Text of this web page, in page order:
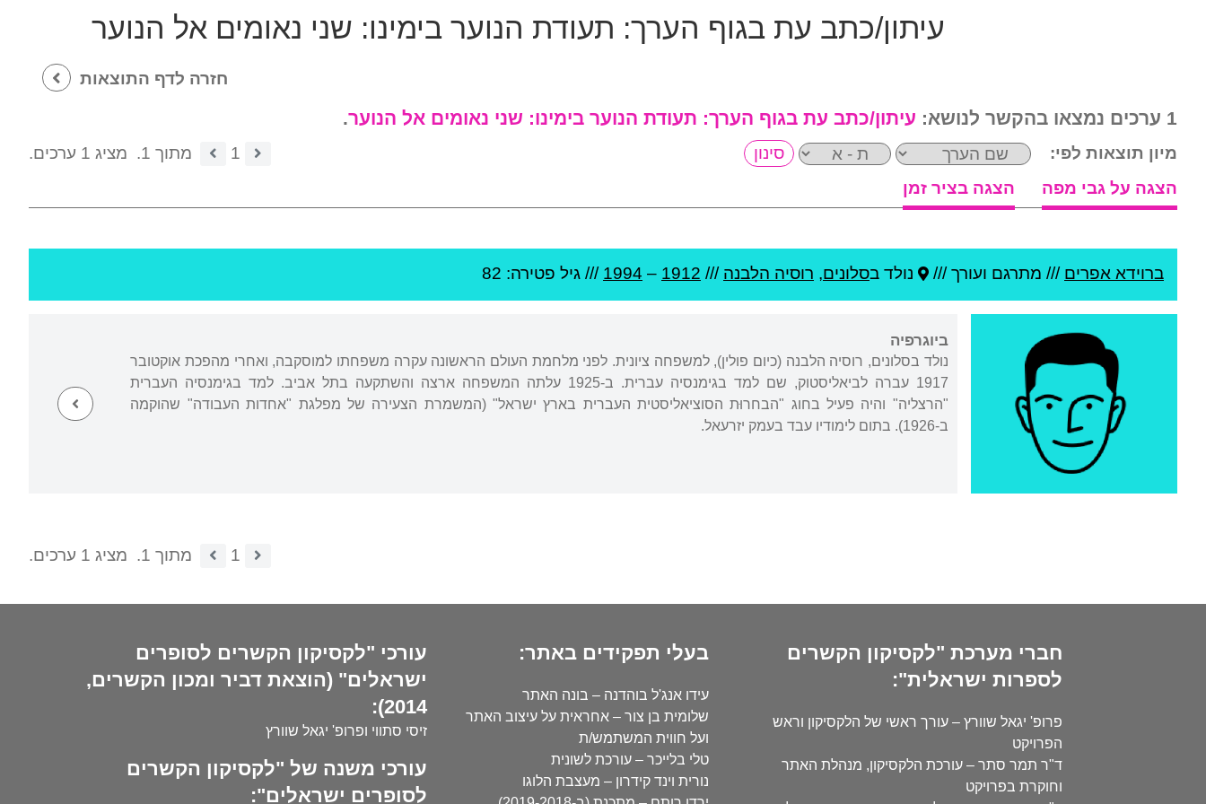
עיתון/כתב עת בגוף הערך: תעודת הנוער בימינו: שני נאומים אל הנוער
חזרה לדף התוצאות
1 ערכים נמצאו בהקשר לנושא: עיתון/כתב עת בגוף הערך: תעודת הנוער בימינו: שני נאומים אל הנוער.
מיון תוצאות לפי: 1 מתוך 1.
מציג 1 ערכים.
הצגה על גבי מפה
הצגה בציר זמן
ברוידא אפרים /// מתרגם ועורך /// נולד בסלונים, רוסיה הלבנה ///
1912
–
1994 /// גיל פטירה: 82
ביוגרפיה
נולד בסלונים, רוסיה הלבנה (כיום פולין), למשפחה ציונית. לפני מלחמת העולם הראשונה עקרה משפחתו למוסקבה, ואחרי מהפכת אוקטובר
1917 עברה לביאליסטוק, שם למד בגימנסיה עברית. ב-1925 עלתה המשפחה ארצה והשתקעה בתל אביב. למד בגימנסיה העברית
"הרצליה" והיה פעיל בחוג "הבחרוּת הסוציאליסטית העברית בארץ ישראל" (המשמרת הצעירה של מפלגת "אחדות העבודה" שהוקמה
ב-1926). בתום לימודיו עבד בעמק יזרעאל.
1 מתוך 1. מציג 1 ערכים.
חברי מערכת "לקסיקון הקשרים
לספרות ישראלית":
פרופ' יגאל שוורץ – עורך ראשי של הלקסיקון וראש
הפרויקט
ד"ר תמר סתר – עורכת הלקסיקון, מנהלת האתר
וחוקרת בפרויקט
בעלי תפקידים באתר:
עידו אנג'ל בוהדנה – בונה האתר
שלומית בן צור – אחראית על עיצוב האתר
ועל חווית המשתמש/ת
טלי בלייכר – עורכת לשונית
נורית וינד קידרון – מעצבת הלוגו
עורכי "לקסיקון הקשרים לסופרים
ישראלים" (הוצאת דביר ומכון הקשרים,
2014):
זיסי סתווי ופרופ' יגאל שוורץ
עורכי משנה של "לקסיקון הקשרים
לסופרים ישראלים":